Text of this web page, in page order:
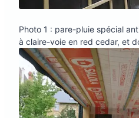
Photo 1 : pare-pluie spécial
à claire-voie en red cedar, et